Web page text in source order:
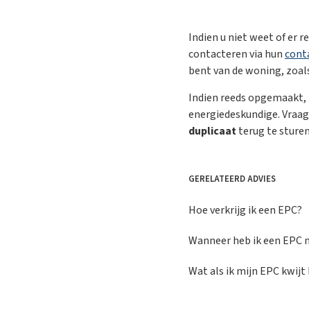
Indien u niet weet of er
contacteren via hun
bent van de woning,
Indien reeds
energiedeskundige.
duplicaatterug te
GERELATEERD ADVIES
Hoe verkrijg ik een EPC?
Wanneer heb ik een EPC
Wat als ik mijn EPC kwijt